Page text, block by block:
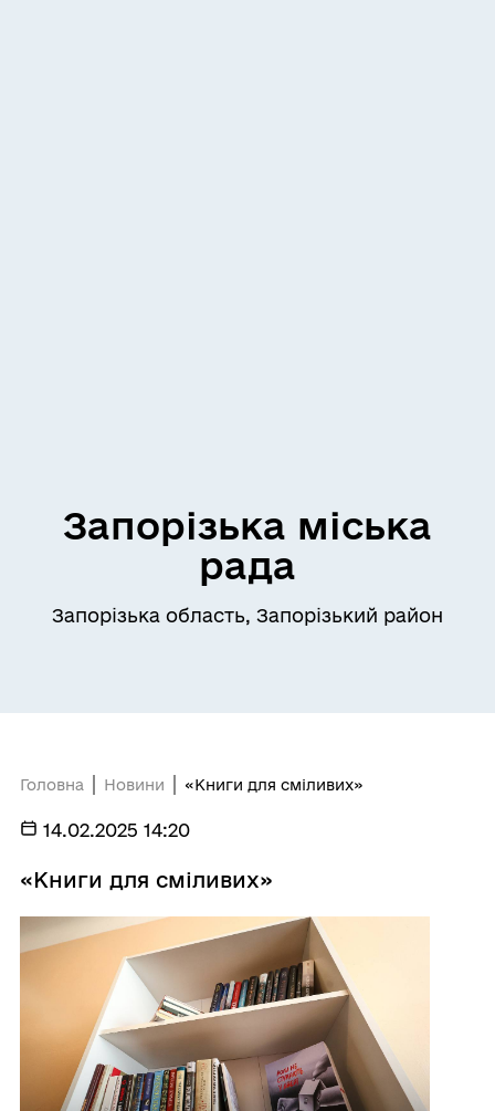
Запорізька міська
рада
Запорізька область, Запорізький район
Головна Новини «Книги для сміливих»
14.02.2025 14:20
«Книги для сміливих»